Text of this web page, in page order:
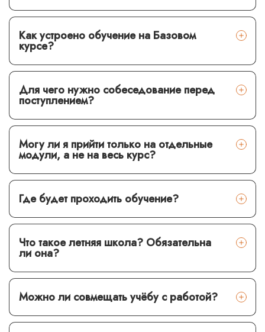
Как устроено обучение на Базовом
курсе?
Для чего нужно собеседование перед
поступлением?
Могу ли я прийти только на отдельные
модули, а не на весь курс?
Где будет проходить обучение?
Что такое летняя школа? Обязательна
ли она?
Можно ли совмещать учёбу с работой?